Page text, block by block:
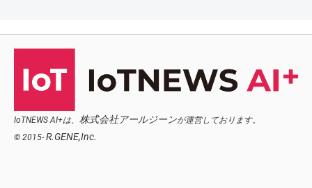
IoTNEWS AI+は、 株式会社アールジーンが運営しております。
© 2015- R.GENE,Inc.